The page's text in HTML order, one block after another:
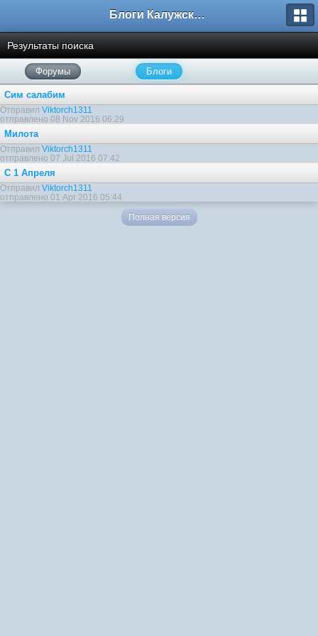
Блоги Калужского перекрестка
Результаты поиска
Форумы Блоги
Сим салабим
Отправил Viktorch1311
отправлено 08 Nov 2016 06:29
Милота
Отправил Viktorch1311
отправлено 07 Jul 2016 07:42
С 1 Апреля
Отправил Viktorch1311
отправлено 01 Apr 2016 05:44
Полная версия